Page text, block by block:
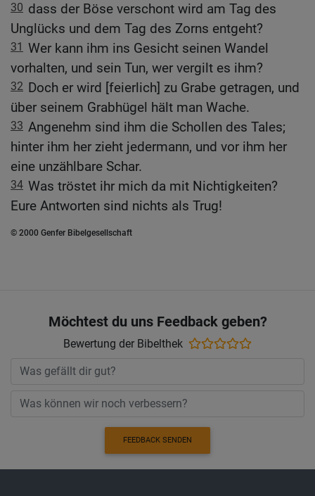
30 dass der Böse verschont wird am Tag des
Unglücks und dem Tag des Zorns entgeht?
31 Wer kann ihm ins Gesicht seinen Wandel
vorhalten, und sein Tun, wer vergilt es ihm?
32 Doch er wird [feierlich] zu Grabe getragen, und
über seinem Grabhügel hält man Wache.
33 Angenehm sind ihm die Schollen des Tales;
hinter ihm her zieht jedermann, und vor ihm her
eine unzählbare Schar.
34 Was tröstet ihr mich da mit Nichtigkeiten?
Eure Antworten sind nichts als Trug!
© 2000 Genfer Bibelgesellschaft
Möchtest du uns Feedback geben?
Bewertung der Bibelthek
FEEDBACK SENDEN